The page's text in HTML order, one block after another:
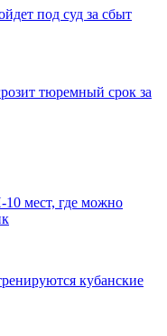
под суд за сбыт
тюремный срок за
мест, где можно
кубанские